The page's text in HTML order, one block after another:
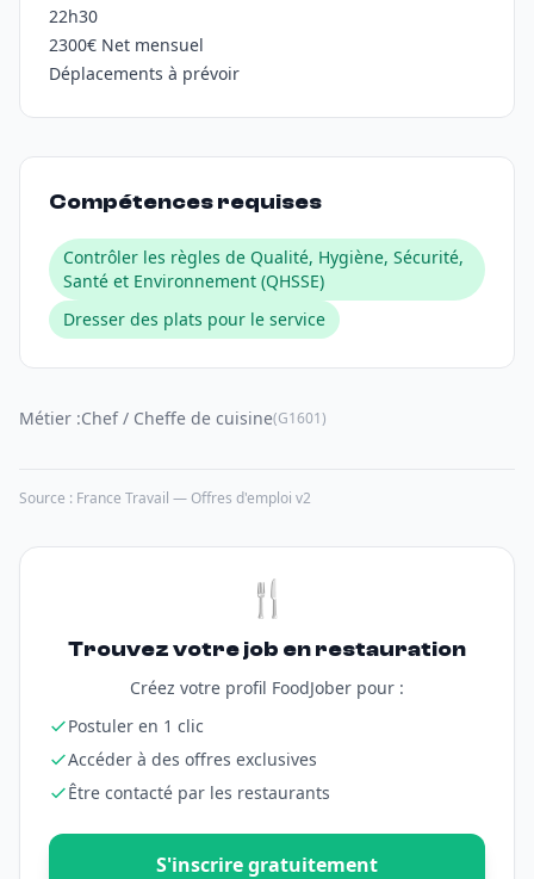
22h30
2300€ Net mensuel
Déplacements à prévoir
Compétences requises
Contrôler les règles de Qualité, Hygiène, Sécurité,
Santé et Environnement (QHSSE)
Dresser des plats pour le service
Métier :Chef / Cheffe de cuisine(G1601)
Source : France Travail — Offres d'emploi v2
🍴
Trouvez votre job en restauration
Créez votre profil FoodJober pour :
Postuler en 1 clic
Accéder à des offres exclusives
Être contacté par les restaurants
S'inscrire gratuitement